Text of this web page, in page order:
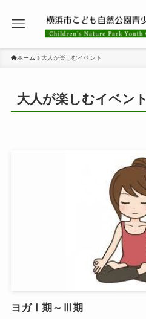
ホーム 大人が楽しむイベント
大人が楽しむイベント
ヨガⅠ期～Ⅲ期